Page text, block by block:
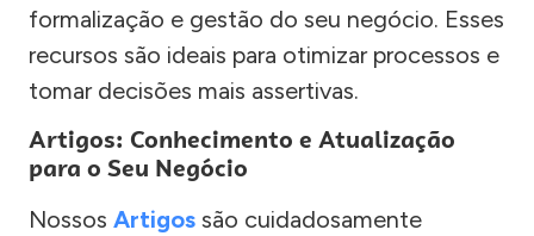
formalização e gestão do seu negócio. Esses
recursos são ideais para otimizar processos e
tomar decisões mais assertivas.
Artigos: Conhecimento e Atualização
para o Seu Negócio
Nossos Artigos são cuidadosamente